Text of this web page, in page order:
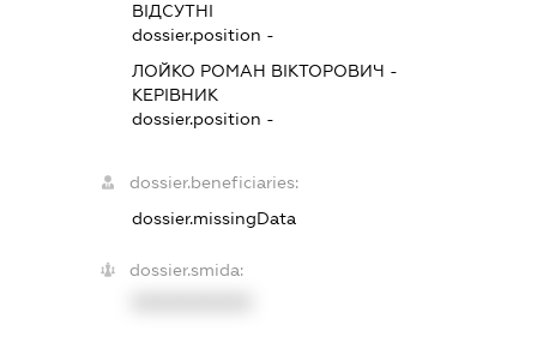
ВІДСУТНІ
dossier.position -
ЛОЙКО РОМАН ВІКТОРОВИЧ -
КЕРІВНИК
dossier.position -
dossier.beneficiaries:
dossier.missingData
dossier.smida: